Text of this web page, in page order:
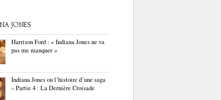
JONES
Harrison Ford : « Indiana Jones ne va
pas me manquer »
Indiana Jones ou l’histoire d’une saga
– Partie 4 : La Dernière Croisade